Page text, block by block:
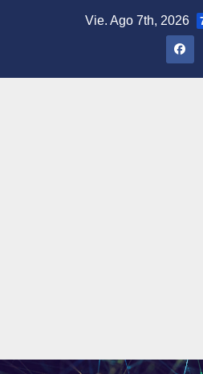
Vie. Ago 7th, 2026